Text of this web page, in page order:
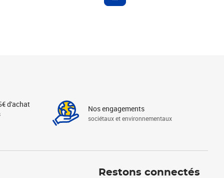
d'achat Nos engagements
sociétaux et environnementaux
Restons connectés